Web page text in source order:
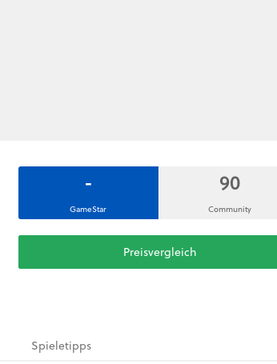
-
GameStar
90
Community
Preisvergleich
Spieletipps